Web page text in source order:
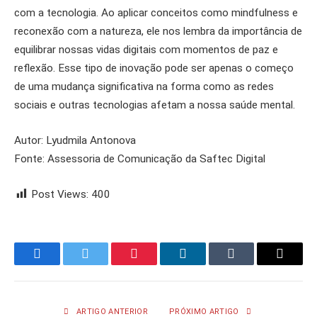
com a tecnologia. Ao aplicar conceitos como mindfulness e
reconexão com a natureza, ele nos lembra da importância de
equilibrar nossas vidas digitais com momentos de paz e
reflexão. Esse tipo de inovação pode ser apenas o começo
de uma mudança significativa na forma como as redes
sociais e outras tecnologias afetam a nossa saúde mental.
Autor: Lyudmila Antonova
Fonte: Assessoria de Comunicação da Saftec Digital
Post Views: 400
FacebookTwitter Pinterest LinkedInTumblr Email
ARTIGO ANTERIOR PRÓXIMO ARTIGO